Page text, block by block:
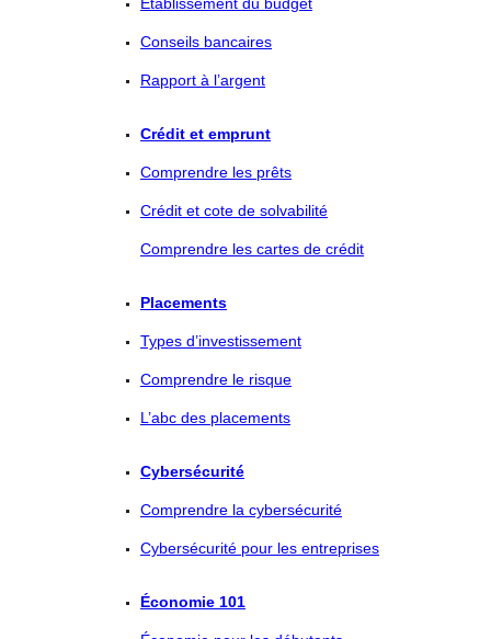
Conseils bancaires
Rapport à l’argent
Crédit et emprunt
Comprendre les prêts
Crédit et cote de solvabilité
Comprendre les cartes de crédit
Placements
Types d’investissement
Comprendre le risque
L’abc des placements
Cybersécurité
Comprendre la cybersécurité
Cybersécurité pour les entreprises
Économie 101